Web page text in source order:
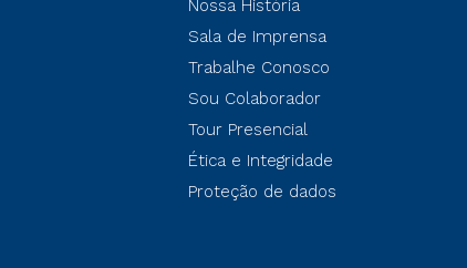
Nossa História
Sala de Imprensa
Trabalhe Conosco
Sou Colaborador
Tour Presencial
Ética e Integridade
Proteção de dados